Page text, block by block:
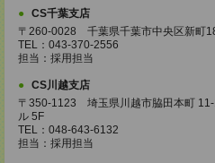
CS千葉支店
〒260-0028 千葉県千葉市中央区新町
TEL：043-370-2556
担当：採用担当
CS川越支店
〒350-1123 埼玉県川越市脇田本町
ル 5F
TEL：048-643-6132
担当：採用担当